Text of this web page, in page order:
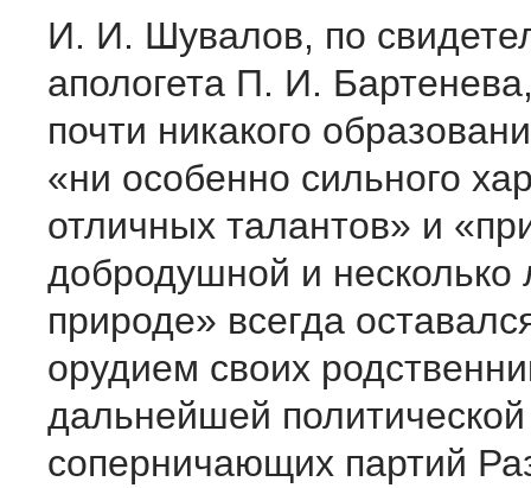
И. И. Шувалов, по
апологета П. И.
почти никакого
«ни особенно сильного
отличных талантов» и
добродушной и несколько
природе» всегда
орудием своих
дальнейшей
соперничающих партий